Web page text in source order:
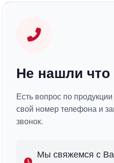
Не нашли что
Есть вопрос по
свой номер телефона и
звонок.
Мы свяжемся с